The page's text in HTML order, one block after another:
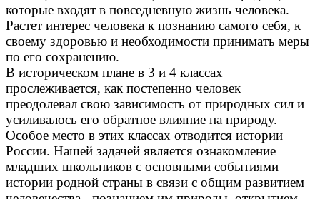
которые входят в повседневную жизнь человека.
Растет интерес человека к познанию самого себя, к
своему здоровью и необходимости принимать меры
по его сохранению.
В историческом плане в 3 и 4 классах
прослеживается, как постепенно человек
преодолевал свою зависимость от природных сил и
усиливалось его обратное влияние на природу.
Особое место в этих классах отводится истории
России. Нашей задачей является ознакомление
младших школьников с основными событиями
истории родной страны в связи с общим развитием